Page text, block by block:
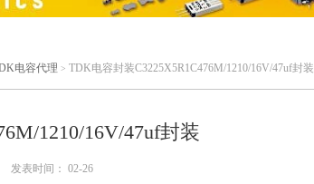
电容代理 > TDK电容封装C3225X5R1C476M/1210/16V/47uf封装
1210/16V/47uf封装
发表时间： 02-26